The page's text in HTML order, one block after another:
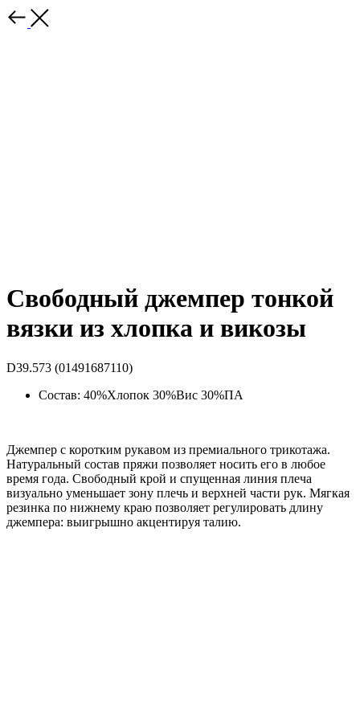
Свободный джемпер тонкой
вязки из хлопка и викозы
D39.573 (01491687110)
Состав: 40%Хлопок 30%Вис 30%ПА
Джемпер с коротким рукавом из премиального трикотажа.
Натуральный состав пряжи позволяет носить его в любое
время года. Свободный крой и спущенная линия плеча
визуально уменьшает зону плечь и верхней части рук. Мягкая
резинка по нижнему краю позволяет регулировать длину
джемпера: выигрышно акцентируя талию.